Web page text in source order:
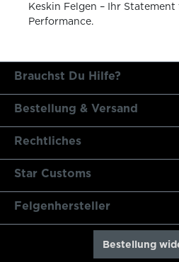
Keskin Felgen – Ihr
Performance.
Brauchst Du Hilfe?
Bestellung & Versand
Rechtliches
Star Customs
Felgenhersteller
Bestellung